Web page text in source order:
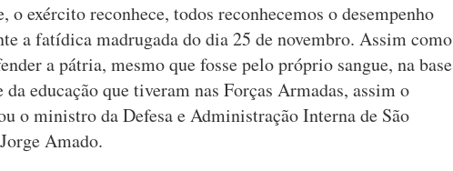
o exército reconhece, todos reconhecemos o desempenho
a fatídica madrugada do dia 25 de novembro. Assim como
a pátria, mesmo que fosse pelo próprio sangue, na base
da educação que tiveram nas Forças Armadas, assim o
o ministro da Defesa e Administração Interna de São
Amado.